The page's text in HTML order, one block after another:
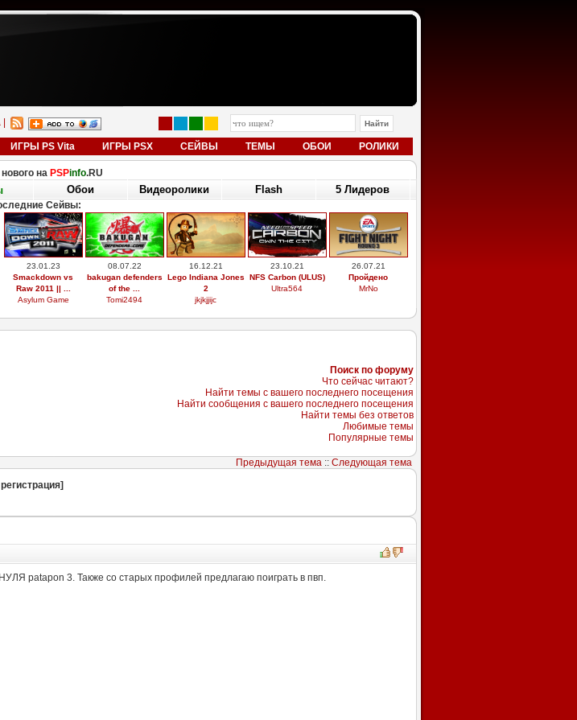
ИГРЫ PS Vita ИГРЫ PSX СЕЙВЫ ТЕМЫ ОБОИ РОЛИКИ
на PSPinfo.RU
Обои Видеоролики Flash 5 Лидеров
Сейвы:
23.01.23
Smackdown vs
Raw 2011 || ...
Asylum Game
08.07.22
bakugan defenders
of the ...
Tomi2494
16.12.21
Lego Indiana Jones
2
jkjkjjijc
23.10.21
NFS Carbon (ULUS)
Ultra564
26.07.21
Пройдено
MrNo
Поиск по форуму
Что сейчас читают?
Найти темы с вашего последнего посещения
Найти сообщения с вашего последнего посещения
Найти темы без ответов
Любимые темы
Популярные темы
Предыдущая тема:: Следующая тема
patapon 3. Также со старых профилей предлагаю поиграть в пвп.